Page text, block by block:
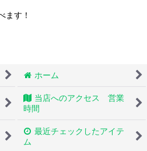
ます！
ホーム
当店へのアクセス 営業
時間
最近チェックしたアイテ
ム